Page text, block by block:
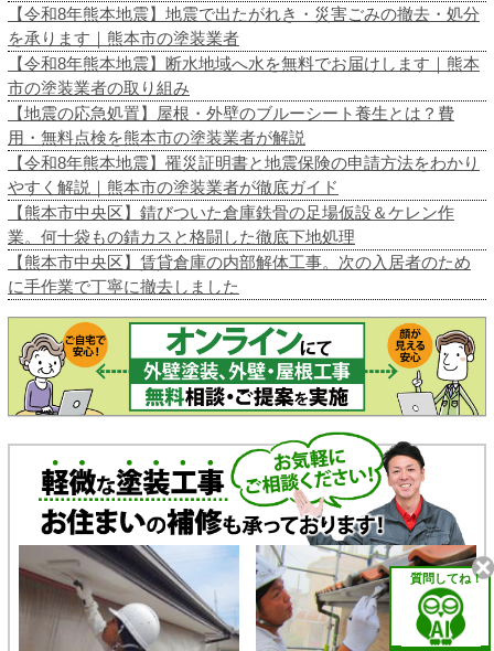
【令和8年熊本地震】地震で出たがれき・災害ごみの撤去・処分
を承ります｜熊本市の塗装業者
【令和8年熊本地震】断水地域へ水を無料でお届けします｜熊本
市の塗装業者の取り組み
【地震の応急処置】屋根・外壁のブルーシート養生とは？費
用・無料点検を熊本市の塗装業者が解説
【令和8年熊本地震】罹災証明書と地震保険の申請方法をわかり
やすく解説｜熊本市の塗装業者が徹底ガイド
【熊本市中央区】錆びついた倉庫鉄骨の足場仮設＆ケレン作
業。何十袋もの錆カスと格闘した徹底下地処理
【熊本市中央区】賃貸倉庫の内部解体工事。次の入居者のため
に手作業で丁寧に撤去しました
質問してね！